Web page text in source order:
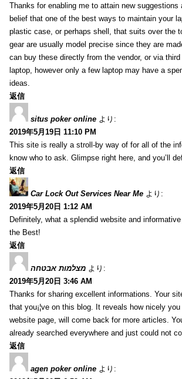
Thanks for enabling me to attain new
belief that one of the best ways to maintain your
plastic case, or perhaps shell, that suits over the
gear are usually model precise since they are
can buy these directly from the vendor, or via
laptop, however only a few laptop may have a
ideas.
返信
situs poker online より:
2019年5月19日 11:10 PM
This site is really a stroll-by way of for all of the
know who to ask. Glimpse right here, and you’ll
返信
Car Lock Out Services Near Me より:
2019年5月20日 1:12 AM
Definitely, what a splendid website and
the Best!
返信
מצלמות אבטחה より:
2019年5月20日 3:46 AM
Thanks for sharing excellent informations. Your
that you¡¦ve on this blog. It reveals how nicely
website page, will come back for more articles.
already searched everywhere and just could not
返信
agen poker online より: